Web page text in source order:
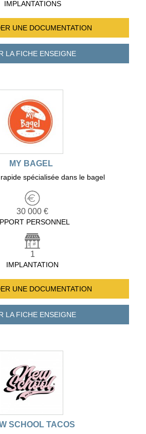
IMPLANTATIONS
UNE DOCUMENTATION
LA FICHEENSEIGNE
MY BAGEL
spécialisée dans le bagel
30 000 €
PERSONNEL
1
IMPLANTATION
UNE DOCUMENTATION
LA FICHEENSEIGNE
SCHOOL TACOS